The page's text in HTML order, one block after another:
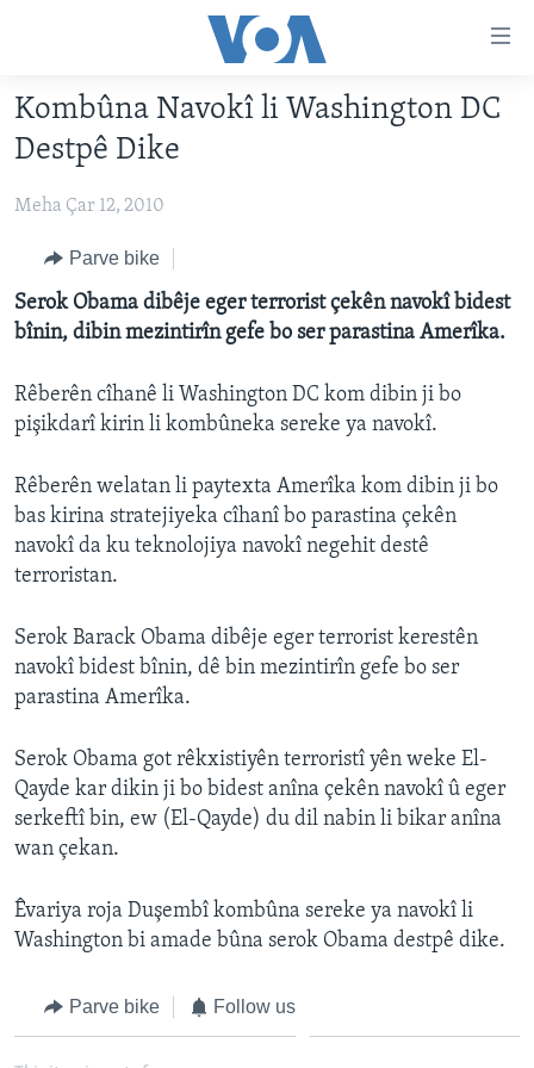
Yekser
here
naveroka
Yekser
serekî
Yekser
Lêgerînê
VÎDYO GALERÎ
FOTO GALERÎ
RADYO
HEVPEYVÎN
HERÊMÊN KURDAN
AMERÎKA
TIRKÎYE
SÛRÎYE
ÎRAQ
ÎRAN
ROJHILATA NAVÎN
CÎHAN
ÇAND Û HUNER
SORANÎ
Learning English
FOLLOW US
Kombûna Navokî li Washington DC
Destpê Dike
Meha Çar 12, 2010
Parve bike
Serok Obama dibêje eger terrorist çekên navokî bidest
bînin, dibin mezintirîn gefe bo ser parastina Amerîka.
Rêberên cîhanê li Washington DC kom dibin ji bo
pişikdarî kirin li kombûneka sereke ya navokî.
Rêberên welatan li paytexta Amerîka kom dibin ji bo
bas kirina stratejiyeka cîhanî bo parastina çekên
navokî da ku teknolojiya navokî negehit destê
terroristan.
Serok Barack Obama dibêje eger terrorist kerestên
navokî bidest bînin, dê bin mezintirîn gefe bo ser
parastina Amerîka.
Serok Obama got rêkxistiyên terroristî yên weke El-
Qayde kar dikin ji bo bidest anîna çekên navokî û eger
serkeftî bin, ew (El-Qayde) du dil nabin li bikar anîna
wan çekan.
Êvariya roja Duşembî kombûna sereke ya navokî li
Washington bi amade bûna serok Obama destpê dike.
Parve bike Follow us